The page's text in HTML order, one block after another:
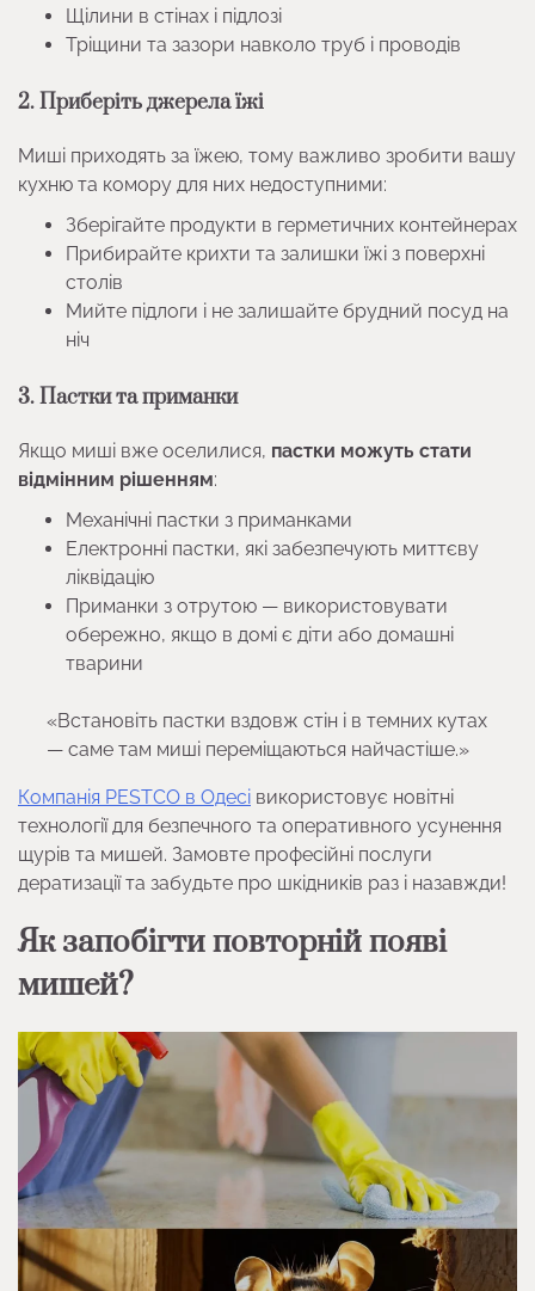
Щілини в стінах і підлозі
Тріщини та зазори навколо труб і проводів
2. Приберіть джерела їжі
Миші приходять за їжею, тому важливо зробити вашу
кухню та комору для них недоступними:
Зберігайте продукти в герметичних контейнерах
Прибирайте крихти та залишки їжі з поверхні
столів
Мийте підлоги і не залишайте брудний посуд на
ніч
3. Пастки та приманки
Якщо миші вже оселилися, пастки можуть стати
відмінним рішенням:
Механічні пастки з приманками
Електронні пастки, які забезпечують миттєву
ліквідацію
Приманки з отрутою — використовувати
обережно, якщо в домі є діти або домашні
тварини
«Встановіть пастки вздовж стін і в темних кутах
— саме там миші переміщаються найчастіше.»
Компанія PESTCO в Одесі використовує новітні
технології для безпечного та оперативного усунення
щурів та мишей. Замовте професійні послуги
дератизації та забудьте про шкідників раз і назавжди!
Як запобігти повторній появі
мишей?